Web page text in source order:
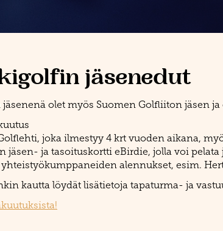
jäsenedut
olet myös Suomen Golfliiton jäsen
joka ilmestyy 4 krt vuoden aikana,
jäsen- ja tasoituskortti eBirdie, jolla voi
alennukset, esim.
kautta löydät lisätietoja tapaturma- ja